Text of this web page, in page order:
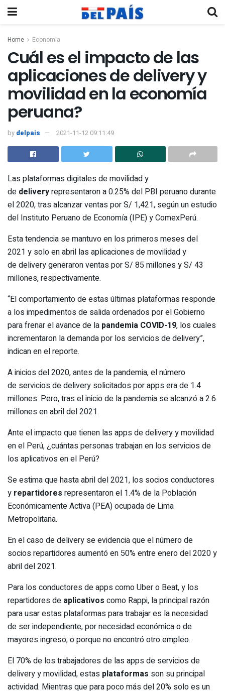
Home Economia
Cuál es el impacto de las
aplicaciones de delivery y
movilidad en la economía
peruana?
by delpais 2021-11-12 09:11:49
Las plataformas digitales de movilidad y
de deliveryrepresentaron a 0.25% del PBI peruano durante
el 2020, tras alcanzar ventas por S/ 1,421, según un estudio
del Instituto Peruano de Economía (IPE) y ComexPerú.
Esta tendencia se mantuvo en los primeros meses del
2021 y solo en abril las aplicaciones de movilidad y
de delivery generaron ventas por S/ 85 millones y S/ 43
millones, respectivamente.
“El comportamiento de estas últimas plataformas responde
a los impedimentos de salida ordenados por el Gobierno
para frenar el avance de la pandemia COVID-19, los cuales
incrementaron la demanda por los servicios de delivery”,
indican en el reporte.
A inicios del 2020, antes de la pandemia, el número
de servicios de delivery solicitados por apps era de 1.4
millones. Pero, tras el inicio de la pandemia se alcanzó a 2.6
millones en abril del 2021.
Ante el impacto que tienen las apps de delivery y movilidad
en el Perú, ¿cuántas personas trabajan en los servicios de
los aplicativos en el Perú?
Se estima que hasta abril del 2021, los socios conductores
y repartidores representaron el 1.4% de la Población
Económicamente Activa (PEA) ocupada de Lima
Metropolitana.
En el caso de delivery se evidencia que el número de
socios repartidores aumentó en 50% entre enero del 2020 y
abril del 2021.
Para los conductores de apps como Uber o Beat, y los
repartidores de aplicativos como Rappi, la principal razón
para usar estas plataformas para trabajar es la necesidad
de ser independiente, por necesidad económica o de
mayores ingreso, o porque no encontró otro empleo.
El 70% de los trabajadores de las apps de servicios de
delivery y movilidad, estas plataformas son su principal
actividad. Mientras que para poco más del 20% solo es un